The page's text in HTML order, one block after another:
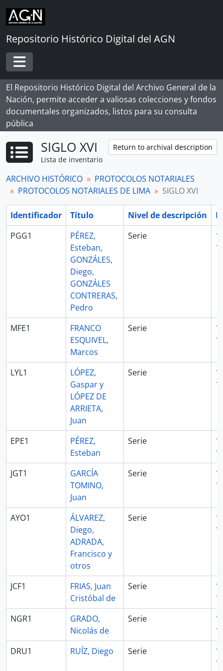
Skip to main content
Repositorio Histórico Digital del AGN
Toggle navigation
El Repositorio Histórico Digital del Archivo General de la
Nación, permite acceder a valiosas colecciones y fondos
documentales organizados, listos para su consulta
pública
SIGLO XVI
Lista de inventario
Return to archival description
ARCHIVO HISTÓRICO
PROTOCOLOS NOTARIALES
PROTOCOLOS NOTARIALES DE LIMA
SIGLO XVI
Identificador Título Nivel de descripción
PGG1
PÉREZ,
Esteban,
GONZÁLES,
Diego,
GONZÁLES
CONTRERAS,
Pedro
Serie
MFE1
FRANCO
ESQUIVEL,
Marcos
Serie
LYL1
LÓPEZ,
Gaspar y
LÓPEZ DE
ARRIETA,
Juan
Serie
EPE1
PÉREZ,
Esteban
Serie
JGT1
GARCÍA
TOMINO,
Juan
Serie
AYO1
ÁLVAREZ,
Diego,
ADRADA,
Francisco y
otros
Serie
JCF1
FRIAS, Juan
Cristóbal de
Serie
NGR1
GRADO,
Nicolás de
Serie
DRU1
RUÍZ, Diego Serie